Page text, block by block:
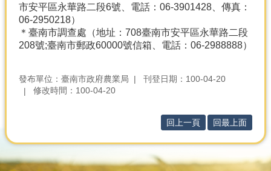
市安平區永華路二段6號、電話：06-3901428、傳真：
06-2950218）
＊臺南市調查處（地址：708臺南市安平區永華路二段
208號;臺南市郵政60000號信箱、電話：06-2988888）
發布單位：臺南市政府農業局
刊登日期：100-04-20
修改時間：100-04-20
回上一頁 回最上面